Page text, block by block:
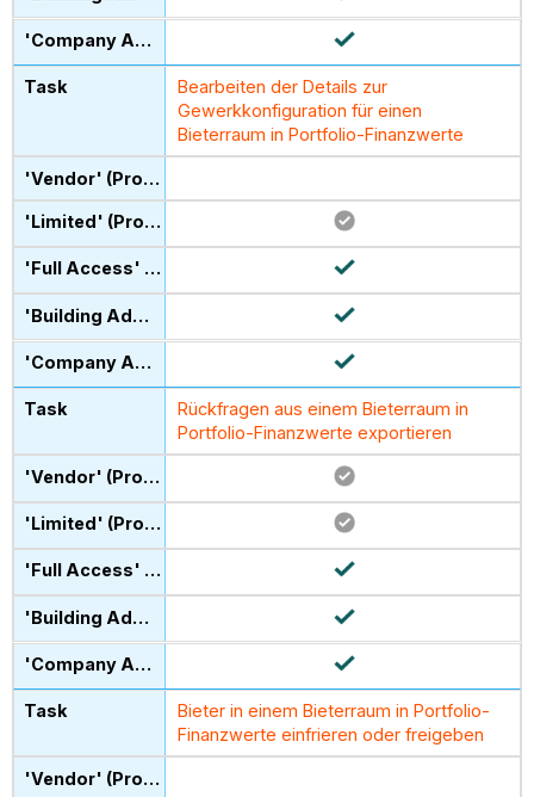
Bearbeiten der Details zur
Gewerkkonfiguration für einen
Bieterraum in Portfolio-Finanzwerte
Rückfragen aus einem Bieterraum in
Portfolio-Finanzwerte exportieren
Bieter in einem Bieterraum in Portfolio-
Finanzwerte einfrieren oder freigeben